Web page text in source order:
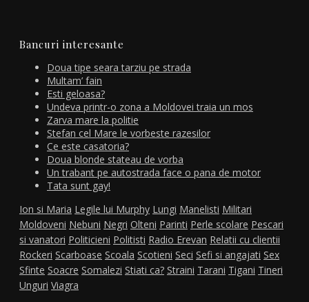
Bancuri interesante
Doua tipe seara tarziu pe strada
Multam’ fain
Esti geloasa?
Undeva printr-o zona a Moldovei traia un mos
Zarva mare la politie
Stefan cel Mare le vorbeste razesilor
Ce este casatoria?
Doua blonde stateau de vorba
Un trabant pe autostrada face o pana de motor
Tata sunt gay!
Ion si Maria Legile lui Murphy Lungi Manelisti Militari
Moldoveni Nebuni Negri Olteni Parinti Perle scolare Pescari
si vanatori Politicieni Politisti Radio Erevan Relatii cu clientii
Rockeri Scarboase Scoala Scotieni Seci Sefi si angajati Sex
Sfinte Soacre Somalezi Stiati ca? Straini Tarani Tigani Tineri
Unguri Viagra